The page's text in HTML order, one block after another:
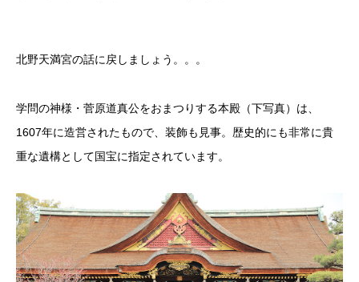
北野天満宮の話に戻しましょう。。。
学問の神様・菅原道真公をおまつりする本殿（下写真）は、
1607年に造営されたもので、装飾も見事。歴史的にも非常に貴
重な遺構として国宝に指定されています。